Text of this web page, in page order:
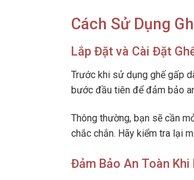
Cách Sử Dụng
Lắp Đặt và Cài Đặt
Trước khi sử dụng ghế gấp
bước đầu tiên để đảm bảo
Thông thường, bạn sẽ cần
chắc chắn. Hãy kiểm tra lại
Đảm Bảo An Toàn Khi